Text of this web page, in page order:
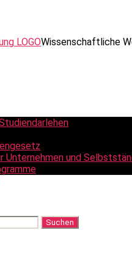
Wissenschaftliche
Unternehmen und